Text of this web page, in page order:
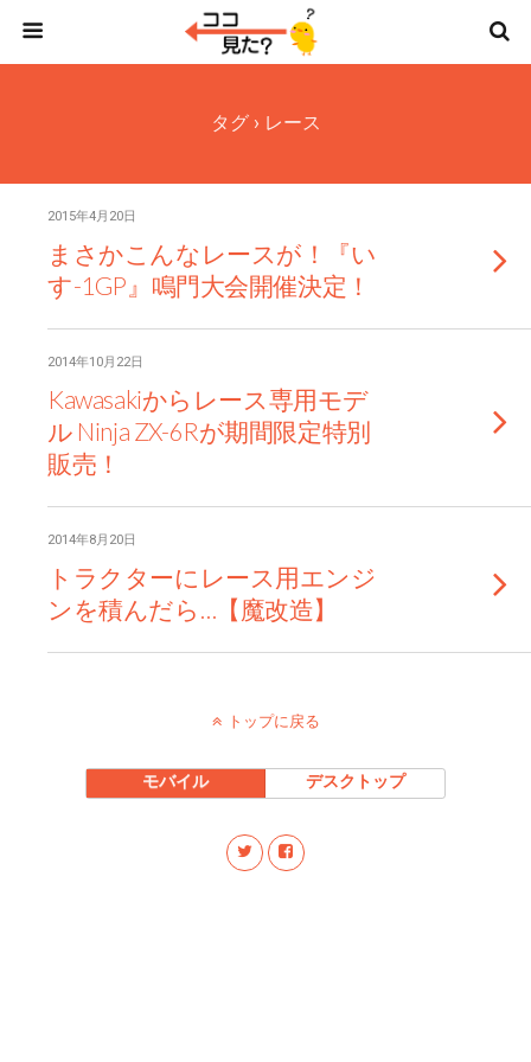
タグ › レース
2015年4月20日
まさかこんなレースが！『い
す-1GP』鳴門大会開催決定！
2014年10月22日
Kawasakiからレース専用モデ
ル Ninja ZX-6Rが期間限定特別
販売！
2014年8月20日
トラクターにレース用エンジ
ンを積んだら…【魔改造】
トップに戻る
モバイル デスクトップ